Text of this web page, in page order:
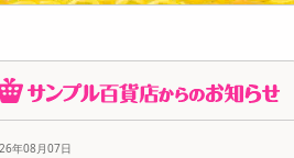
年08月07日